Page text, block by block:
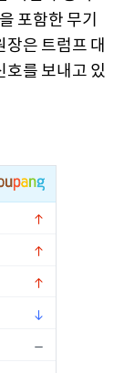
포함한 무기
은 트럼프 대
호를 보내고 있